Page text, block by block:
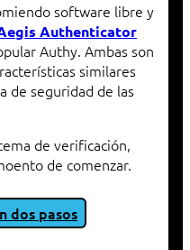
software libre y
Authenticator
Authy. Ambas son
similares
de seguridad de las
de verificación,
de comenzar.
dos pasos